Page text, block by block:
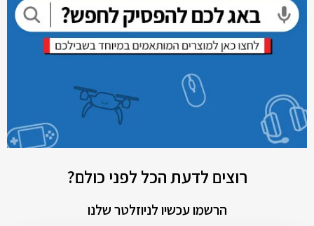
רוצים לדעת הכל לפני כולם?
הרשמו עכשיו לניוזלטר שלנו